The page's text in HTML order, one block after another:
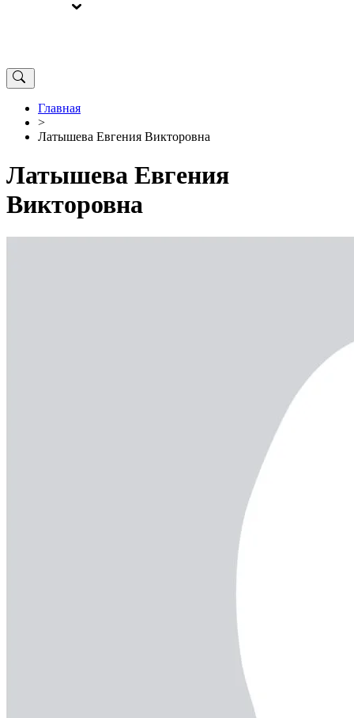
Главная
>
Латышева Евгения Викторовна
Латышева Евгения
Викторовна